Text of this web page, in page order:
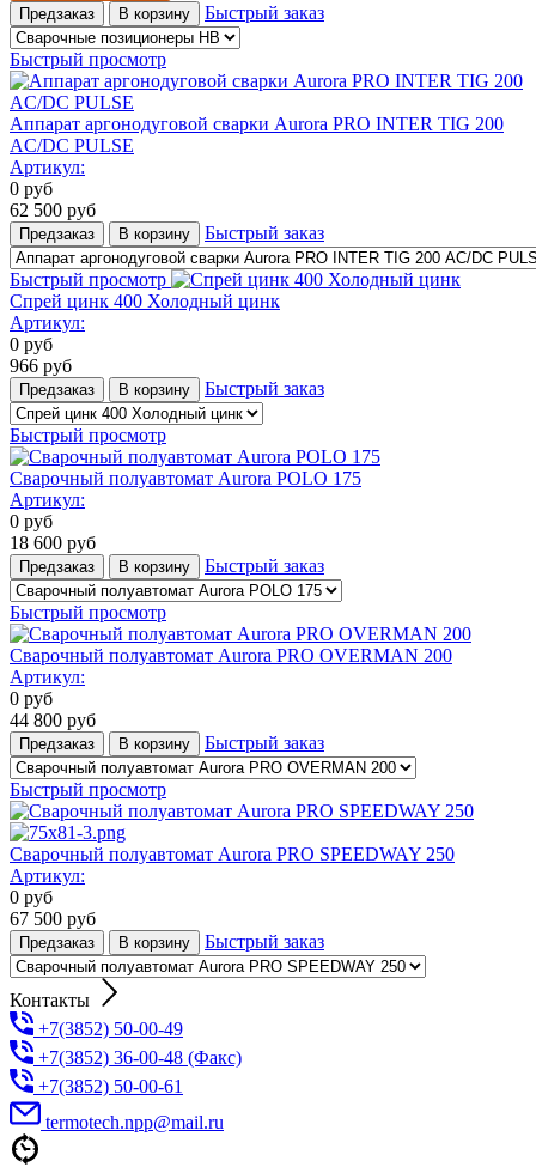
Предзаказ В корзину Быстрый заказ
Быстрый просмотр
Аппарат аргонодуговой сварки Aurora PRO INTER TIG 200
AC/DC PULSE
Артикул:
0 руб
62 500 руб
Предзаказ В корзину Быстрый заказ
Быстрый просмотр
Спрей цинк 400 Холодный цинк
Артикул:
0 руб
966 руб
Предзаказ В корзину Быстрый заказ
Быстрый просмотр
Сварочный полуавтомат Aurora POLO 175
Артикул:
0 руб
18 600 руб
Предзаказ В корзину Быстрый заказ
Быстрый просмотр
Сварочный полуавтомат Aurora PRO OVERMAN 200
Артикул:
0 руб
44 800 руб
Предзаказ В корзину Быстрый заказ
Быстрый просмотр
Сварочный полуавтомат Aurora PRO SPEEDWAY 250
Артикул:
0 руб
67 500 руб
Предзаказ В корзину Быстрый заказ
Контакты
+7(3852) 50-00-49
+7(3852) 36-00-48 (Факс)
+7(3852) 50-00-61
termotech.npp@mail.ru